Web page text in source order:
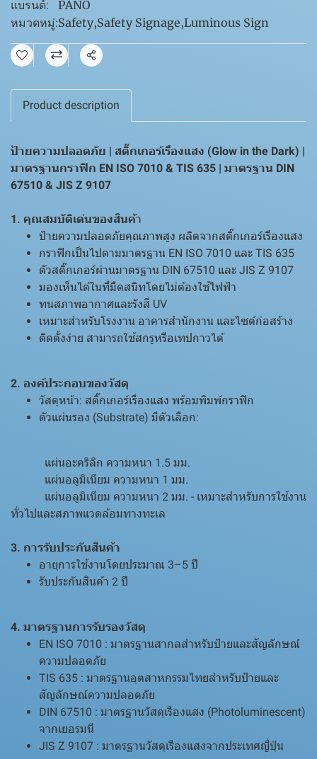
แบรนด์: PANO
หมวดหมู่:Safety,Safety Signage,Luminous Sign
แชร์
Product description
ป้ายความปลอดภัย | สติ๊กเกอร์เรืองแสง (Glow in the Dark) |
มาตรฐานกราฟิก EN ISO 7010 & TIS 635 | มาตรฐาน DIN
67510 & JIS Z 9107
1. คุณสมบัติเด่นของสินค้า
ป้ายความปลอดภัยคุณภาพสูง ผลิตจากสติ๊กเกอร์เรืองแสง
กราฟิกเป็นไปตามมาตรฐาน EN ISO 7010 และ TIS 635
ตัวสติ๊กเกอร์ผ่านมาตรฐาน DIN 67510 และ JIS Z 9107
มองเห็นได้ในที่มืดสนิทโดยไม่ต้องใช้ไฟฟ้า
ทนสภาพอากาศและรังสี UV
เหมาะสำหรับโรงงาน อาคารสำนักงาน และไซต์ก่อสร้าง
ติดตั้งง่าย สามารถใช้สกรูหรือเทปกาวได้
2. องค์ประกอบของวัสดุ
วัสดุหน้า: สติ๊กเกอร์เรืองแสง พร้อมพิมพ์กราฟิก
ตัวแผ่นรอง (Substrate) มีตัวเลือก:
แผ่นอะคริลิก ความหนา 1.5 มม.
แผ่นอลูมิเนียม ความหนา 1 มม.
แผ่นอลูมิเนียม ความหนา 2 มม. - เหมาะสำหรับการใช้งาน
ทั่วไปและสภาพแวดล้อมทางทะเล
3. การรับประกันสินค้า
อายุการใช้งานโดยประมาณ 3–5 ปี
รับประกันสินค้า 2 ปี
4. มาตรฐานการรับรองวัสดุ
EN ISO 7010 : มาตรฐานสากลสำหรับป้ายและสัญลักษณ์
ความปลอดภัย
TIS 635 : มาตรฐานอุตสาหกรรมไทยสำหรับป้ายและ
สัญลักษณ์ความปลอดภัย
DIN 67510 : มาตรฐานวัสดุเรืองแสง (Photoluminescent)
จากเยอรมนี
JIS Z 9107 : มาตรฐานวัสดุเรืองแสงจากประเทศญี่ปุ่น